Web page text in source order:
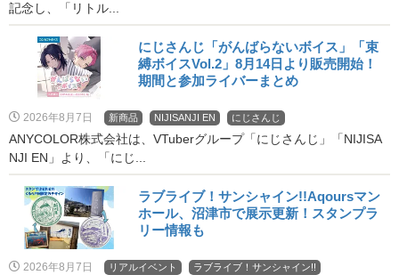
記念し、「リトル...
にじさんじ「がんばらないボイス」「束
縛ボイスVol.2」8月14日より販売開始！
期間と参加ライバーまとめ
2026年8月7日 新商品 NIJISANJI EN にじさんじ
ANYCOLOR株式会社は、VTuberグループ「にじさんじ」「NIJISA
NJI EN」より、「にじ...
ラブライブ！サンシャイン!!Aqoursマン
ホール、沼津市で展示更新！スタンプラ
リー情報も
2026年8月7日 リアルイベント ラブライブ！サンシャイン!!